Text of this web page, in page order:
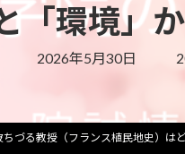
「環境」
2026年5月30日
日
:
ちづる教授（フランス植民地史）